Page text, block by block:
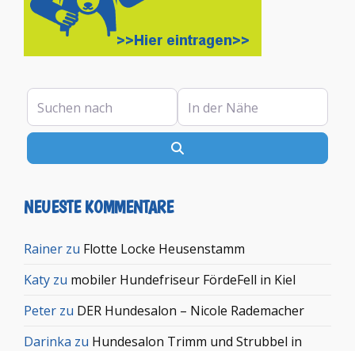
Suchen nach In der Nähe
NEUESTE KOMMENTARE
Rainer zu Flotte Locke Heusenstamm
Katy zu mobiler Hundefriseur FördeFell in Kiel
Peter zu DER Hundesalon – Nicole Rademacher
Darinka zu Hundesalon Trimm und Strubbel in